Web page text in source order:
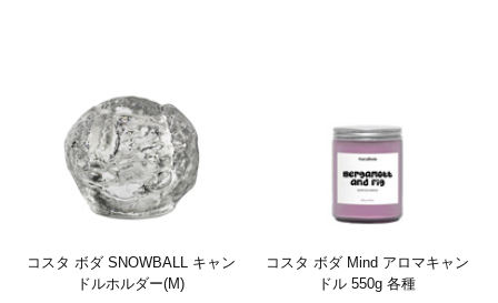
コスタ ボダ SNOWBALL キャン
ドルホルダー(M)
コスタ ボダ Mind アロマキャン
ドル 550g 各種